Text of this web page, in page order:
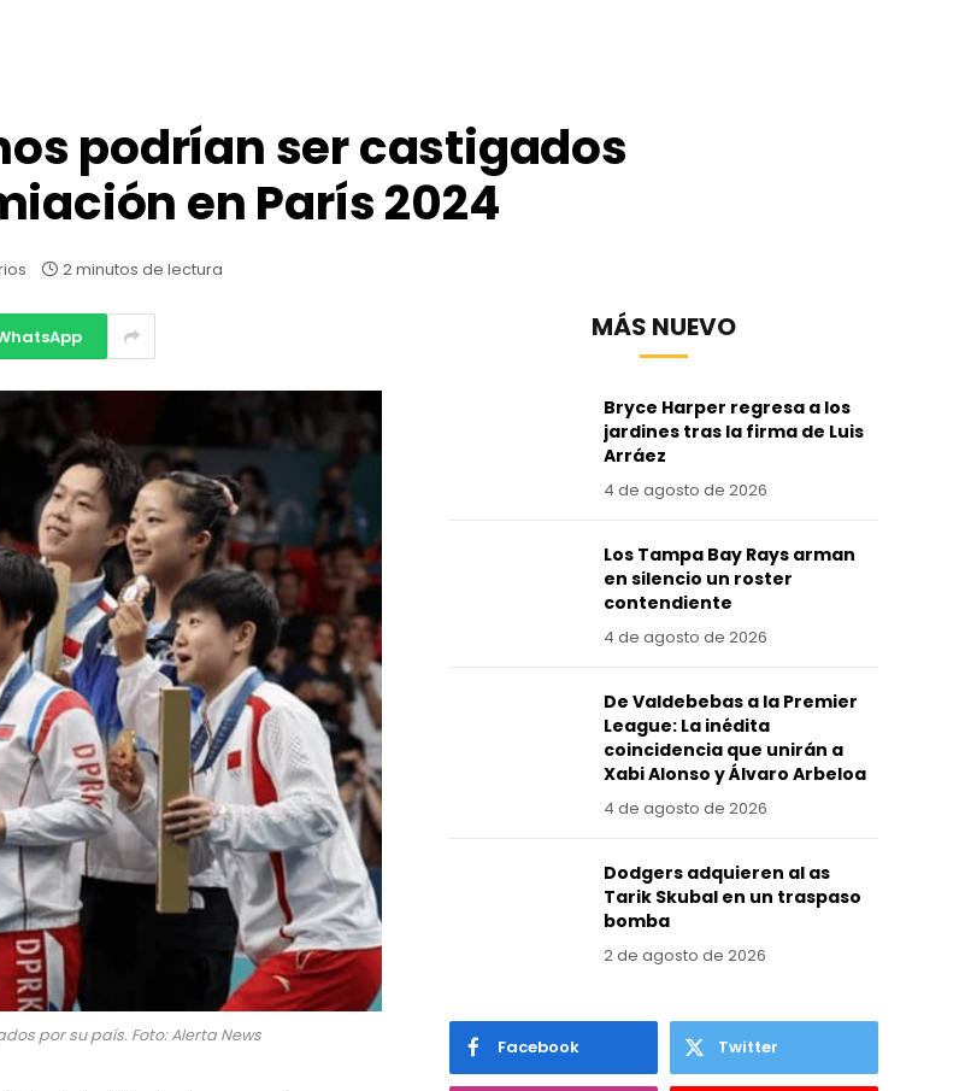
podrían ser castigados
en París 2024
2 minutos de lectura
por su país. Foto: Alerta News
MÁS NUEVO
Bryce Harper regresa a los
jardines tras la firma de Luis
Arráez
4 de agosto de 2026
Los Tampa Bay Rays arman
en silencio un roster
contendiente
4 de agosto de 2026
De Valdebebas a la Premier
League: La inédita
coincidencia que unirán a
Xabi Alonso y Álvaro Arbeloa
4 de agosto de 2026
Dodgers adquieren al as
Tarik Skubal en un traspaso
bomba
2 de agosto de 2026
Facebook Twitter